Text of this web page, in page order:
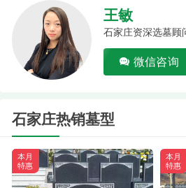
王敏
石家庄资深选墓顾
微信咨询
石家庄热销墓型
本月
特惠
本月
特惠